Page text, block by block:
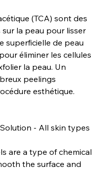
(TCA) sont des
la peau pour lisser
superficielle de peau
éliminer les cellules
la peau. Un
peelings
esthétique.
- All skin types
are a type of chemical
the surface and